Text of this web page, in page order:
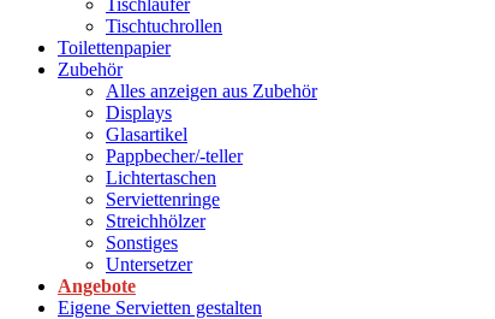
Tischläufer
Tischtuchrollen
Toilettenpapier
Zubehör
Alles anzeigen aus Zubehör
Displays
Glasartikel
Pappbecher/-teller
Lichtertaschen
Serviettenringe
Streichhölzer
Sonstiges
Untersetzer
Angebote
Eigene Servietten gestalten